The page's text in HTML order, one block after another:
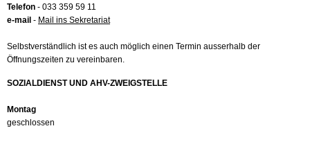
Telefon - 033 359 59 11
e-mail - Mail ins Sekretariat
Selbstverständlich ist es auch möglich einen Termin ausserhalb der
Öffnungszeiten zu vereinbaren.
SOZIALDIENST UND AHV-ZWEIGSTELLE
Montag
geschlossen